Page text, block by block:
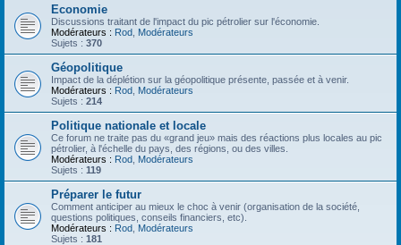
Economie
Discussions traitant de l'impact du pic pétrolier sur l'économie.
Modérateurs : Rod Modérateurs
Sujets : 370
Géopolitique
Impact de la déplétion sur la géopolitique présente, passée et à venir.
Modérateurs : Rod Modérateurs
Sujets : 214
Politique nationale et locale
Ce forum ne traite pas du «grand jeu» mais des réactions plus locales au pic
pétrolier, à l'échelle du pays, des régions, ou des villes.
Modérateurs : Rod Modérateurs
Sujets : 119
Préparer le futur
Comment anticiper au mieux le choc à venir (organisation de la société,
questions politiques, conseils financiers, etc).
Modérateurs : Rod Modérateurs
Sujets : 181